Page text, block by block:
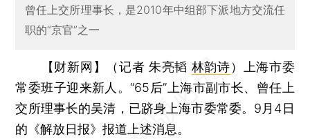
曾任上交所理事长，是2010年中组部下派地方交流任
职的“京官”之一
【财新网】（记者 朱亮韬 林韵诗）
上海市委
常委班子迎来新人。“65后”上海市副市长、曾任上
交所理事长的吴清，已跻身上海市委常委。9月4日
的《解放日报》报道上述消息。